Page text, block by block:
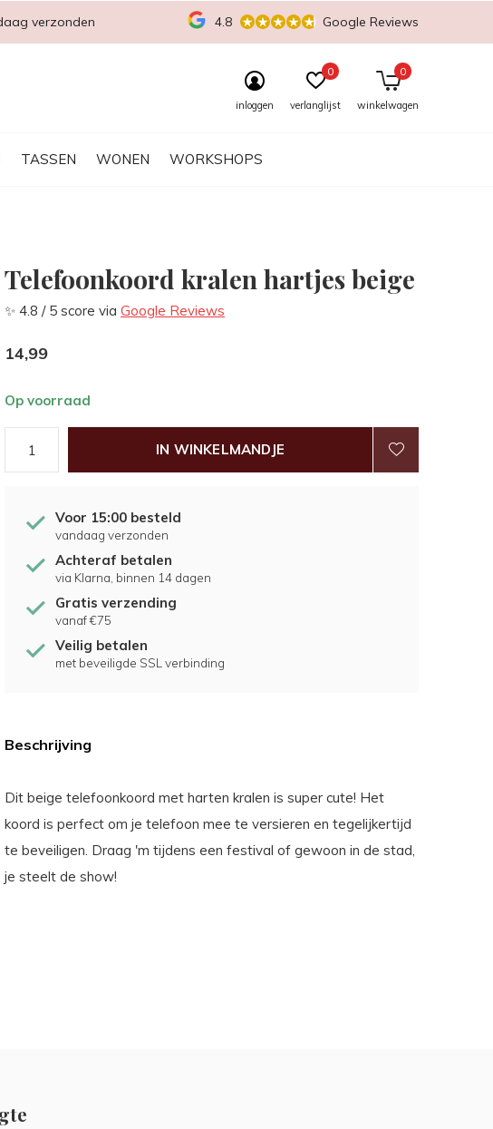
TASSEN WONEN WORKSHOPS
inloggen verlanglijst
0
winkelwagen
0
verzonden 4.8 Google Reviews
Telefoonkoord kralen hartjes beige
✨ 4.8 / 5 score via Google Reviews
14,99
Op voorraad
IN WINKELMANDJE
Voor 15:00 besteld
vandaag verzonden
Achteraf betalen
via Klarna, binnen 14 dagen
Gratis verzending
vanaf €75
Veilig betalen
met beveiligde SSL verbinding
Beschrijving
Dit beige telefoonkoord met harten kralen is super cute! Het
koord is perfect om je telefoon mee te versieren en tegelijkertijd
te beveiligen. Draag 'm tijdens een festival of gewoon in de stad,
je steelt de show!